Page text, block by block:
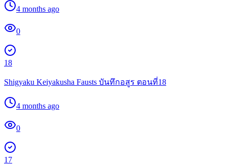
4 months ago
0
18
Shigyaku Keiyakusha Fausts บันทึกอสูร ตอนที่18
4 months ago
0
17